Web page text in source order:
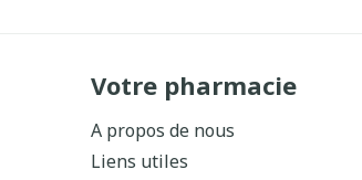
Votre pharmacie
A propos de nous
Liens utiles